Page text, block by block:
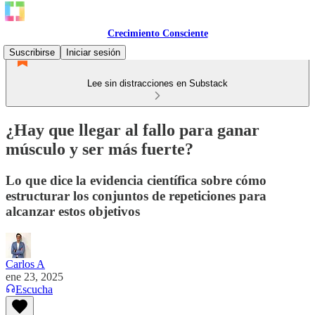
Crecimiento Consciente
Suscribirse
Iniciar sesión
Lee sin distracciones en Substack
¿Hay que llegar al fallo para ganar
músculo y ser más fuerte?
Lo que dice la evidencia científica sobre cómo
estructurar los conjuntos de repeticiones para
alcanzar estos objetivos
Carlos A
ene 23, 2025
Escucha